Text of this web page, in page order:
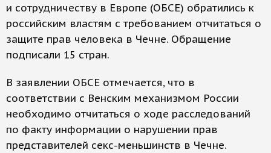
и сотрудничеству в Европе (ОБСЕ) обратились к
российским властям с требованием отчитаться о
защите прав человека в Чечне. Обращение
подписали 15 стран.
В заявлении ОБСЕ отмечается, что в
соответствии с Венским механизмом России
необходимо отчитаться о ходе расследований
по факту информации о нарушении прав
представителей секс-меньшинств в Чечне.